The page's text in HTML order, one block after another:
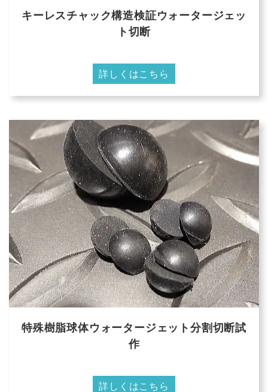
キーレスチャック構造検証ウォータージェッ
ト切断
詳しくはこちら
特殊樹脂球体ウォータージェット分割切断試
作
詳しくはこちら